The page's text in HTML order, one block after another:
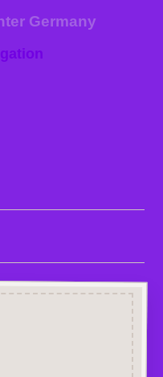
Germany